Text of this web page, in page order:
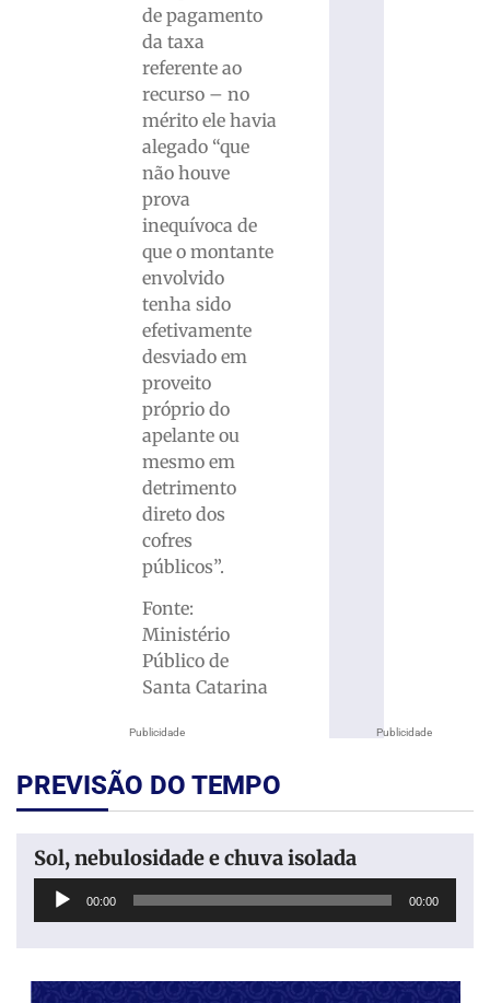
Publicidade
de pagamento
da taxa
referente ao
recurso – no
mérito ele havia
alegado “que
não houve
prova
inequívoca de
que o montante
envolvido
tenha sido
efetivamente
desviado em
proveito
próprio do
apelante ou
mesmo em
detrimento
direto dos
cofres
públicos”.
Fonte:
Ministério
Público de
Santa Catarina
Publicidade
PREVISÃO DO TEMPO
Sol, nebulosidade e chuva isolada
Tocador
00:00 00:00